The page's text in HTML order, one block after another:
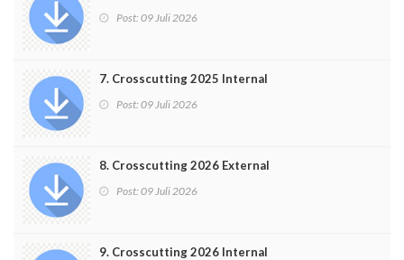
Post:09 Juli 2026
7. Crosscutting 2025 Internal
Post:09 Juli 2026
8. Crosscutting 2026 External
Post:09 Juli 2026
9. Crosscutting 2026 Internal